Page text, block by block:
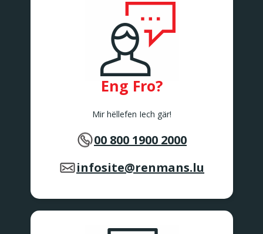
Eng Fro?
Mir hëllefen Iech gär!
00 800 1900 2000
infosite@renmans.lu